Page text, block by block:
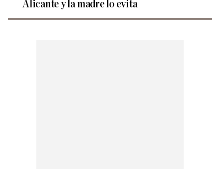
Alicante y la madre lo evita